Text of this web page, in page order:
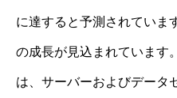
に達すると予測されていま
の成長が見込まれています
は、サーバーおよびデータ